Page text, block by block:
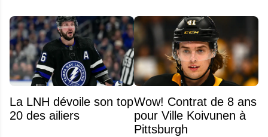
La LNH dévoile son top
20 des ailiers
Wow! Contrat de 8 ans
pour Ville Koivunen à
Pittsburgh